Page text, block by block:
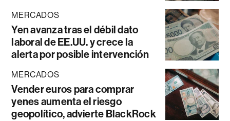
MERCADOS
Yen avanza tras el débil dato
laboral de EE.UU. y crece la
alerta por posible intervención
MERCADOS
Vender euros para comprar
yenes aumenta el riesgo
geopolítico, advierte BlackRock